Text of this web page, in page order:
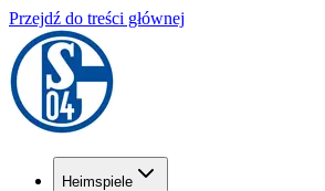
Przejdź do treści głównej
Heimspiele